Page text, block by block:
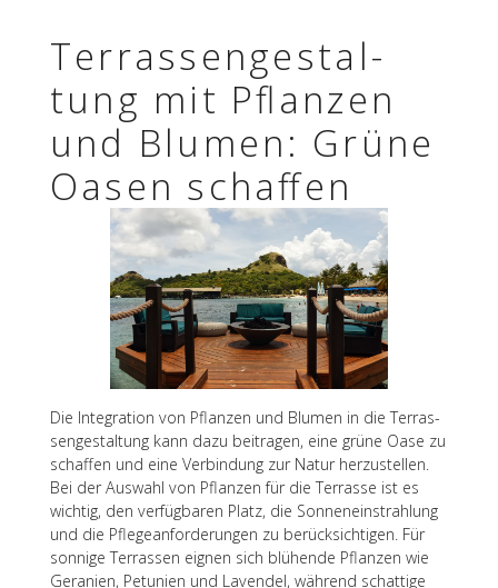
Terras­sen­ge­stal­
tung mit Pflan­zen
und Blumen: Grüne
Oasen schaffen
Die Inte­gra­tion von Pflan­zen und Blumen in die Terras­
sen­ge­stal­tung kann dazu beitra­gen, eine grüne Oase zu
schaf­fen und eine Verbin­dung zur Natur herzu­stel­len.
Bei der Auswahl von Pflan­zen für die Terrasse ist es
wich­tig, den verfüg­ba­ren Platz, die Sonnen­ein­strah­lung
und die Pfle­ge­an­for­de­run­gen zu berück­sich­ti­gen. Für
sonnige Terras­sen eignen sich blühende Pflan­zen wie
Gera­nien, Petu­nien und Laven­del, während schat­tige